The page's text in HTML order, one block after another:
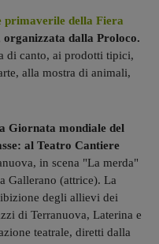
primaverile della Fiera
dalla Proloco.
di canto, ai prodotti tipici,
alla mostra di animali,
Giornata mondiale del
al Teatro Cantiere
in scena "La merda"
Gallerano (attrice). La
degli allievi dei
di Terranuova, Laterina e
teatrale, diretti dalla